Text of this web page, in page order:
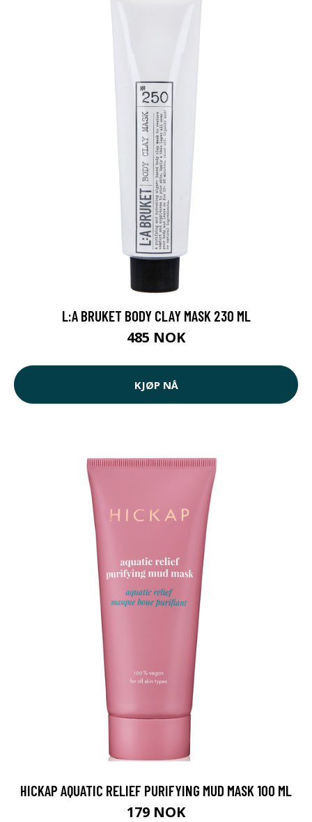
L:A BRUKET BODY CLAY MASK 230 ML
485 NOK
KJØP NÅ
HICKAP AQUATIC RELIEF PURIFYING MUD MASK 100 ML
179 NOK